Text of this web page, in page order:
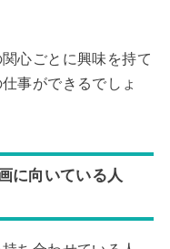
心ごとに興味を持て
事ができるでしょ
に向いている人